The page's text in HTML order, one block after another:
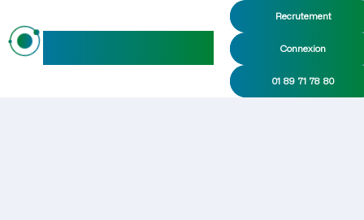
Recrutement
Connexion
01 89 71 78 80